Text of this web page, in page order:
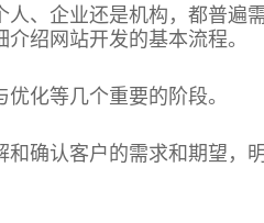
、企业还是机构，都普遍
绍网站开发的基本流程。
化等几个重要的阶段。
确认客户的需求和期望，